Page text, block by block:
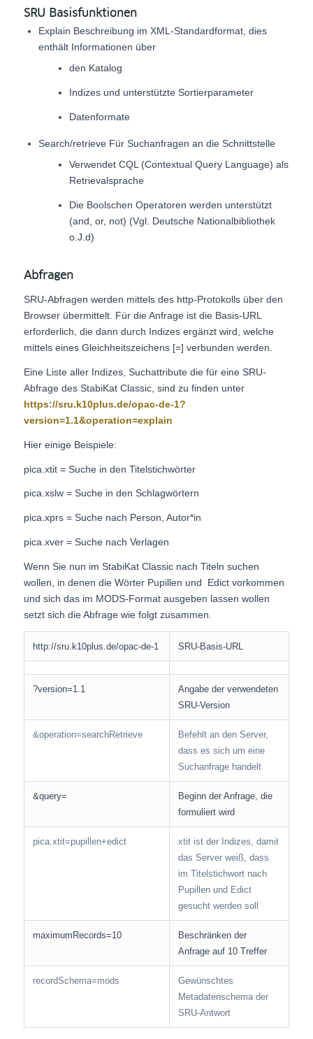
SRU Basisfunktionen
Explain Beschreibung im XML-Standardformat, dies
enthält Informationen über
den Katalog
Indizes und unterstützte Sortierparameter
Datenformate
Search/retrieve Für Suchanfragen an die Schnittstelle
Verwendet CQL (Contextual Query Language) als
Retrievalsprache
Die Boolschen Operatoren werden unterstützt
(and, or, not) (Vgl. Deutsche Nationalbibliothek
o.J.d)
Abfragen
SRU-Abfragen werden mittels des http-Protokolls über den
Browser übermittelt. Für die Anfrage ist die Basis-URL
erforderlich, die dann durch Indizes ergänzt wird, welche
mittels eines Gleichheitszeichens [=] verbunden werden.
Eine Liste aller Indizes, Suchattribute die für eine SRU-
Abfrage des StabiKat Classic, sind zu finden unter
https://sru.k10plus.de/opac-de-1?
version=1.1&operation=explain
Hier einige Beispiele:
pica.xtit = Suche in den Titelstichwörter
pica.xslw = Suche in den Schlagwörtern
pica.xprs = Suche nach Person, Autor*in
pica.xver = Suche nach Verlagen
Wenn Sie nun im StabiKat Classic nach Titeln suchen
wollen, in denen die Wörter Pupillen und Edict vorkommen
und sich das im MODS-Format ausgeben lassen wollen
setzt sich die Abfrage wie folgt zusammen.
http://sru.k10plus.de/opac-de-1 SRU-Basis-URL
?version=1.1
Angabe der verwendeten
SRU-Version
&operation=searchRetrieve
Befehlt an den Server,
dass es sich um eine
Suchanfrage handelt
&query=
Beginn der Anfrage, die
formuliert wird
pica.xtit=pupillen+edict
xtit ist der Indizes, damit
das Server weiß, dass
im Titelstichwort nach
Pupillen und Edict
gesucht werden soll
maximumRecords=10
Beschränken der
Anfrage auf 10 Treffer
recordSchema=mods
Gewünschtes
Metadatenschema der
SRU-Antwort